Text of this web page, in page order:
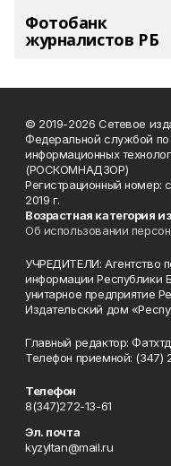
Фотобанк
журналистов РБ
© 2019-2026 Сетевое
Федеральной службой
информационных
(РОСКОМНАДЗОР)
Регистрационный
2019 г.
Возрастная категория
Об использовании
УЧРЕДИТЕЛИ: Агентство
информации Республики
унитарное предприятие
Издательский дом
Главный редактор:
Телефон приемной: (347)
Телефон
8(347)272-13-61
Эл. почта
kyzyltan@mail.ru